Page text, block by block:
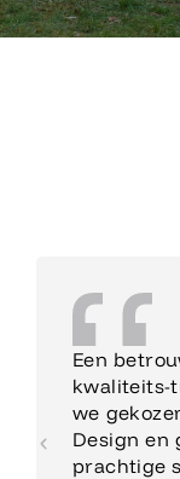
Een
kwaliteits-
we
Design en
prachtige